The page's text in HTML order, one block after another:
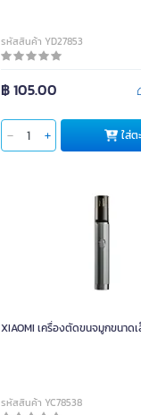
รหัสสินค้า YD27853
฿ 105.00
ใส่ต
XIAOMI เครื่องตัดขนจมูกขนาด
รหัสสินค้า YC78538